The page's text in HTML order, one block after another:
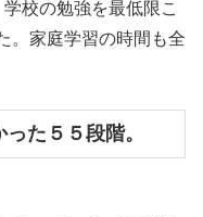
校の勉強を最低限こ
。家庭学習の時間も全
た５５段階。